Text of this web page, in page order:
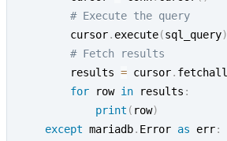
# Execute the query
        cursor
. execute(sql_query)
# Fetch results
        results
= cursor. fetchall
for row in results :
print ( row)
except mariadb. Error as err: